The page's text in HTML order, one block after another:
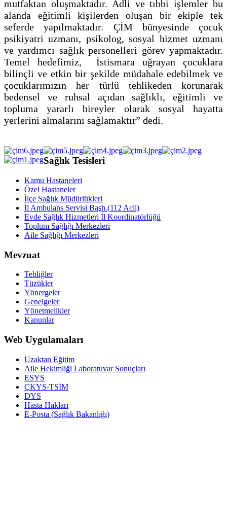
mutfaktan oluşmaktadır. Adli ve tıbbi işlemler bu
alanda eğitimli kişilerden oluşan bir ekiple tek
seferde yapılmaktadır. ÇİM bünyesinde çocuk
psikiyatri uzmanı, psikolog, sosyal hizmet uzmanı
ve yardımcı sağlık personelleri görev yapmaktadır.
Temel hedefimiz, İstismara uğrayan çocuklara
bilinçli ve etkin bir şekilde müdahale edebilmek ve
çocuklarımızın her türlü tehlikeden korunarak
bedensel ve ruhsal açıdan sağlıklı, eğitimli ve
topluma yararlı bireyler olarak sosyal hayatta
yerlerini almalarını sağlamaktır” dedi.
Sağlık Tesisleri
Kamu Hastaneleri
Özel Hastaneler
İlçe Sağlık Müdürlükleri
İl Ambulans Servisi Başh.(112 Acil)
Evde Sağlık Hizmetleri İl Koordinatörlüğü
Toplum Sağlığı Merkezleri
Aile Sağlığı Merkezleri
Mevzuat
Tebliğler
Tüzükler
Yönergeler
Genelgeler
Yönetmelikler
Kanunlar
Web Uygulamaları
Uzaktan Eğitim
Aile Hekimliği Laboratuvar Sonuçları
ESYS
ÇKYS-TSİM
DYS
Hasta Hakları
E-Posta (Sağlık Bakanlığı)